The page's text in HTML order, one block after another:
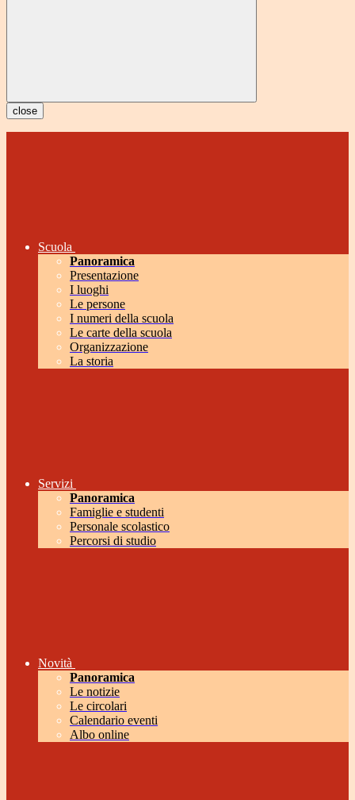
close
Scuola
Panoramica
Presentazione
I luoghi
Le persone
I numeri della scuola
Le carte della scuola
Organizzazione
La storia
Servizi
Panoramica
Famiglie e studenti
Personale scolastico
Percorsi di studio
Novità
Panoramica
Le notizie
Le circolari
Calendario eventi
Albo online